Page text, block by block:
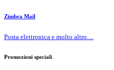
Zimbra Mail
Posta elettronica e molto altro…
Promozioni speciali